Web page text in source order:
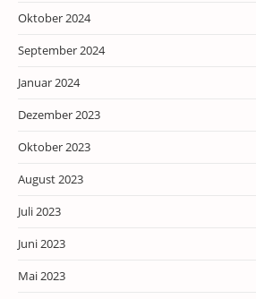
Oktober 2024
September 2024
Januar 2024
Dezember 2023
Oktober 2023
August 2023
Juli 2023
Juni 2023
Mai 2023